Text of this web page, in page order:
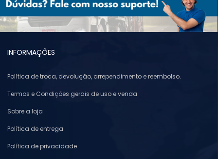
INFORMAÇÕES
Política de troca, devolução, arrependimento e reembolso.
Termos e Condições gerais de uso e venda
Sobre a loja
Política de entrega
Política de privacidade